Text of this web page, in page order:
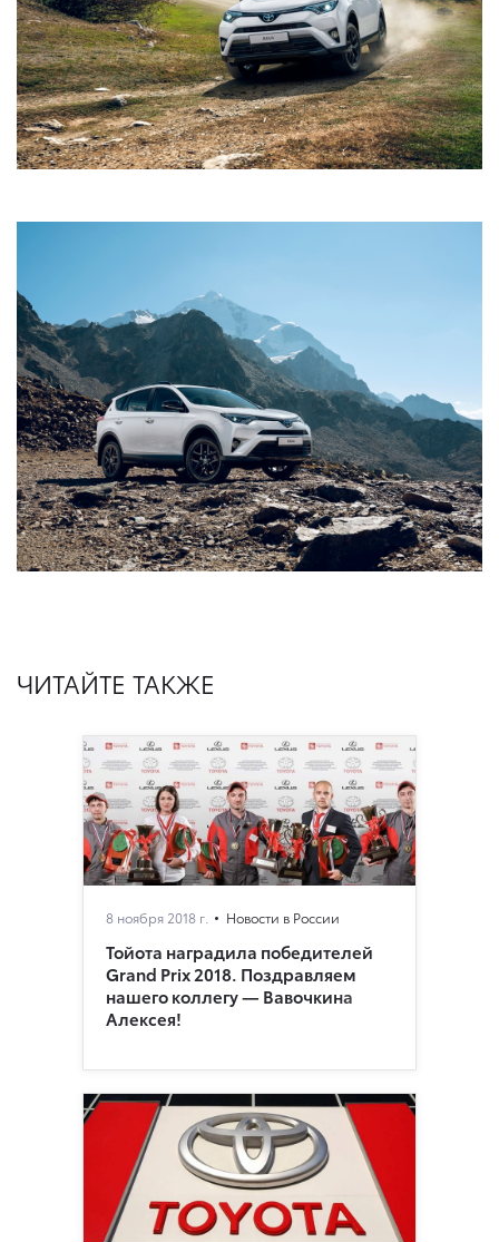
ЧИТАЙТЕ ТАКЖЕ
8 ноября 2018 г. Новости в России
Тойота наградила победителей
Grand Prix 2018. Поздравляем
нашего коллегу — Вавочкина
Алексея!